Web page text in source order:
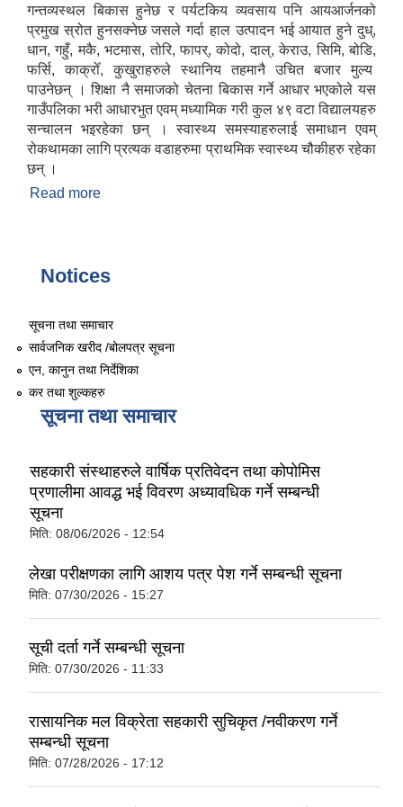
गन्तव्यस्थल बिकास हुनेछ र पर्यटकिय व्यवसाय पनि आयआर्जनको
प्रमुख स्रोत हुनसक्नेछ जसले गर्दा हाल उत्पादन भई आयात हुने दुध्,
धान, गहुँ, मकै, भटमास, तोरि, फापर्, कोदो, दाल्, केराउ, सिमि, बोडि,
फर्सि, काक्रोँ, कुखुराहरुले स्थानिय तहमानै उचित बजार मुल्य
पाउनेछन् । शिक्षा नै समाजको चेतना बिकास गर्ने आधार भएकोले यस
गाउँपलिका भरी आधारभुत एवम् मध्यामिक गरी कुल ४९ वटा विद्यालयहरु
सन्चालन भइरहेका छन् । स्वास्थ्य समस्याहरुलाई समाधान एवम्
रोकथामका लागि प्रत्यक वडाहरुमा प्राथमिक स्वास्थ्य चौकीहरु रहेका
छन् ।
Read more
Notices
सूचना तथा समाचार
सार्वजनिक खरीद /बोलपत्र सूचना
एन, कानुन तथा निर्देशिका
कर तथा शुल्कहरु
सूचना तथा समाचार
सहकारी संस्थाहरुले वार्षिक प्रतिवेदन तथा कोपोमिस
प्रणालीमा आवद्ध भई विवरण अध्यावधिक गर्ने सम्बन्धी
सूचना
मिति: 08/06/2026 - 12:54
लेखा परीक्षणका लागि आशय पत्र पेश गर्ने सम्बन्धी सूचना
मिति: 07/30/2026 - 15:27
सूची दर्ता गर्ने सम्बन्धी सूचना
मिति: 07/30/2026 - 11:33
रासायनिक मल विक्रेता सहकारी सुचिकृत /नवीकरण गर्ने
सम्बन्धी सूचना
मिति: 07/28/2026 - 17:12